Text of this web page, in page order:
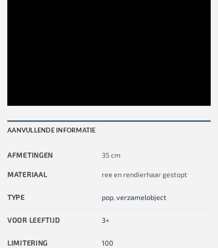
AANVULLENDE INFORMATIE
AFMETINGEN 35 cm
MATERIAAL ree en rendierhaar gestopt
TYPE pop,verzamelobject
VOOR LEEFTIJD 3+
LIMITERING 100